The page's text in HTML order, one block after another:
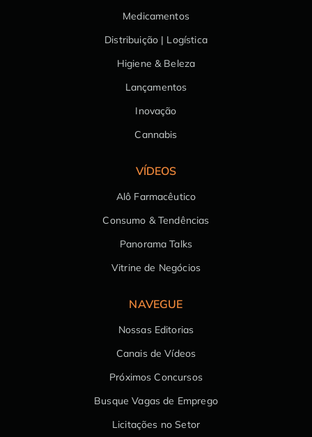
Medicamentos
Distribuição | Logística
Higiene & Beleza
Lançamentos
Inovação
Cannabis
VÍDEOS
Alô Farmacêutico
Consumo & Tendências
Panorama Talks
Vitrine de Negócios
NAVEGUE
Nossas Editorias
Canais de Vídeos
Próximos Concursos
Busque Vagas de Emprego
Licitações no Setor